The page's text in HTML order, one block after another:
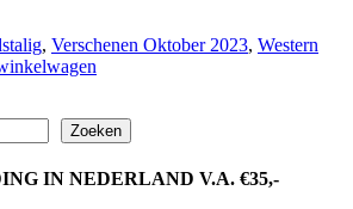
, Verschenen Oktober 2023, Western
Zoeken
IN NEDERLAND V.A. €35,-